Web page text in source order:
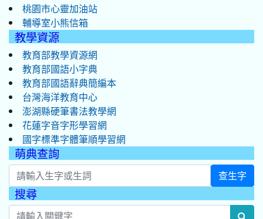
桃園市心靈加油站
輔導室小熊信箱
教學資源
教育部教學資源網
教育部國語小字典
教育部國語辭典簡編本
台灣海洋教育中心
澎湖縣硬筆書法教學網
花蓮字音字形學習網
國字標準字體筆順學習網
萌典查詢
查生字
搜尋